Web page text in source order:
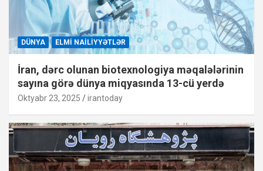
DÜNYA ELMI NAILIYYƏTLƏR
İran, dərc olunan biotexnologiya məqalələrinin
sayına görə dünya miqyasında 13-cü yerdə
Oktyabr 23, 2025 irantoday